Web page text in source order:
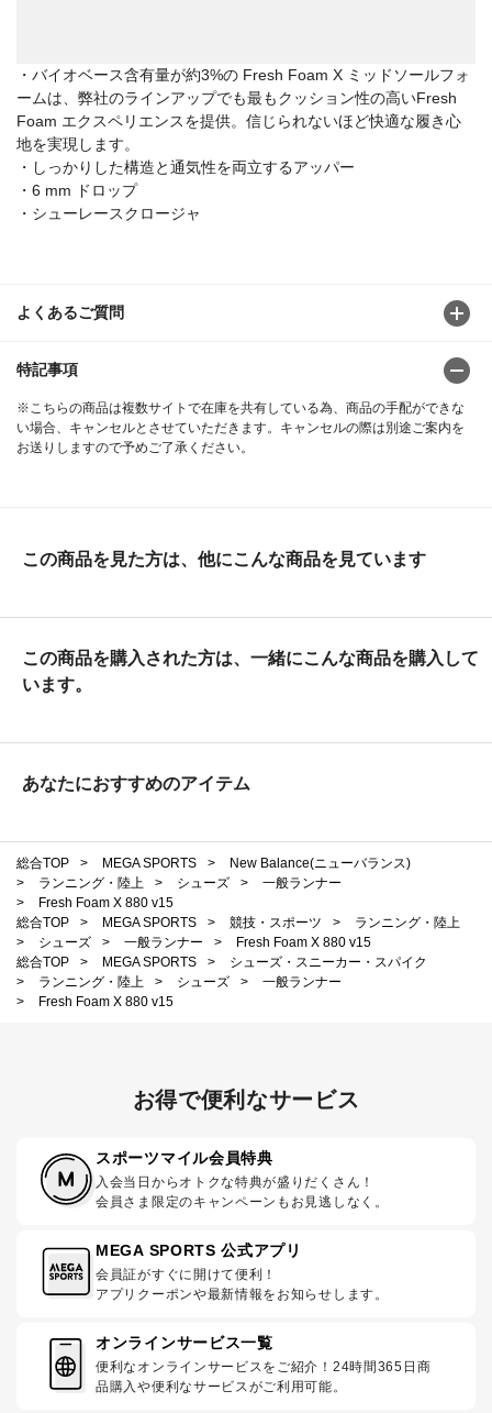
・バイオベース含有量が約3%の Fresh Foam X ミッドソールフォ
ームは、弊社のラインアップでも最もクッション性の高いFresh
Foam エクスペリエンスを提供。信じられないほど快適な履き心
地を実現します。
・しっかりした構造と通気性を両立するアッパー
・6 mm ドロップ
・シューレースクロージャ
よくあるご質問
特記事項
※こちらの商品は複数サイトで在庫を共有している為、商品の手配ができな
い場合、キャンセルとさせていただきます。キャンセルの際は別途ご案内を
お送りしますので予めご了承ください。
この商品を見た方は、他にこんな商品を見ています
この商品を購入された方は、一緒にこんな商品を購入して
います。
あなたにおすすめのアイテム
総合TOP > MEGA SPORTS >
New Balance(ニューバランス)
>
ランニング・陸上 > シューズ >
一般ランナー
>
Fresh Foam X 880 v15
総合TOP
> MEGA SPORTS > 競技・スポーツ >
ランニング・陸上
>
シューズ > 一般ランナー >
Fresh Foam X 880 v15
総合TOP
> MEGA SPORTS >
シューズ・スニーカー・スパイク
>
ランニング・陸上 > シューズ >
一般ランナー
>
Fresh Foam X 880 v15
お得で便利なサービス
スポーツマイル会員特典
入会当日からオトクな特典が盛りだくさん！
会員さま限定のキャンペーンもお見逃しなく。
MEGA SPORTS 公式アプリ
会員証がすぐに開けて便利！
アプリクーポンや最新情報をお知らせします。
オンラインサービス一覧
便利なオンラインサービスをご紹介！24時間365日商
品購入や便利なサービスがご利用可能。